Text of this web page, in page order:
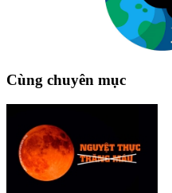
Cùng chuyên mục